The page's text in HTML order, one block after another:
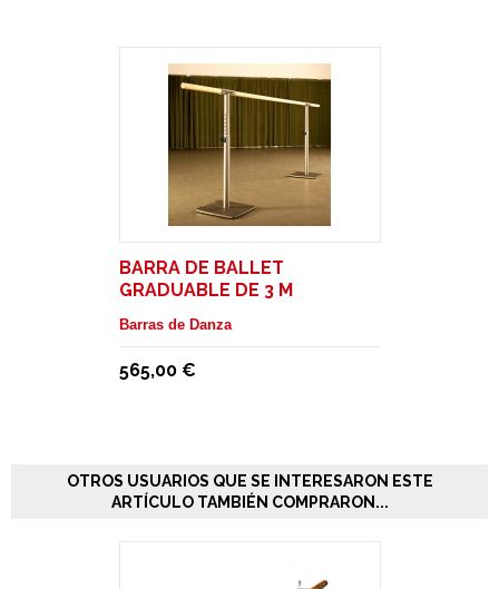
BARRA DE BALLET
GRADUABLE DE 3 M
MODELO ISA
Barras de Danza
565,00 €
OTROS USUARIOS QUE SE INTERESARON ESTE
ARTÍCULO TAMBIÉN COMPRARON...